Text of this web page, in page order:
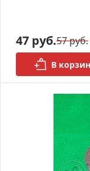
47 руб.57 руб.
В